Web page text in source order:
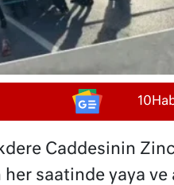
Caddesinin
her saatinde yaya